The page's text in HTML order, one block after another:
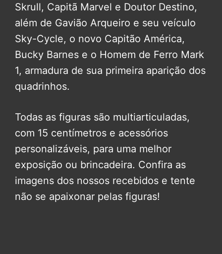
Skrull, Capitã Marvel e Doutor Destino,
além de Gavião Arqueiro e seu veículo
Sky-Cycle, o novo Capitão América,
Bucky Barnes e o Homem de Ferro Mark
1, armadura de sua primeira aparição dos
quadrinhos.
Todas as figuras são multiarticuladas,
com 15 centímetros e acessórios
personalizáveis, para uma melhor
exposição ou brincadeira. Confira as
imagens dos nossos recebidos e tente
não se apaixonar pelas figuras!